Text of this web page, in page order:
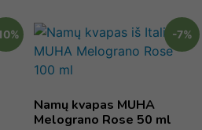
-7%
Namų kvapas MUHA
Melograno Rose 50 ml